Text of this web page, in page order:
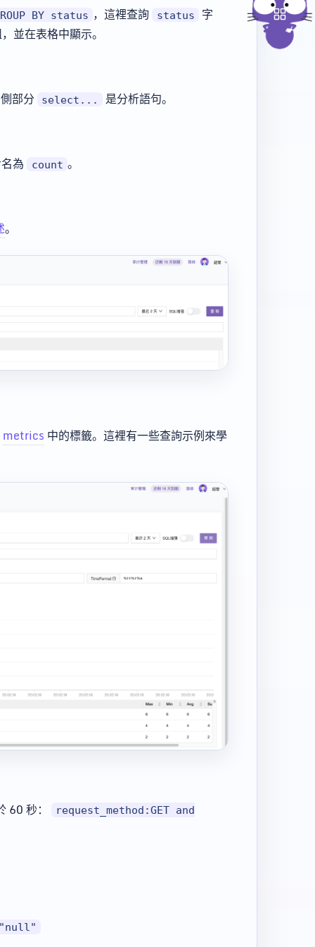
BY status ，這裡查詢 status
字
並在表格中顯示。
部分 select... 是分析語句。
為 count 。
。
metrics 中的標籤。這裡有一些查詢示例來學
60 秒： request_method:GET and